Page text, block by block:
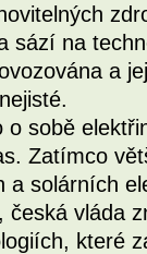
sází na
a
o sobě
Zatímco
a solárních
vláda
které